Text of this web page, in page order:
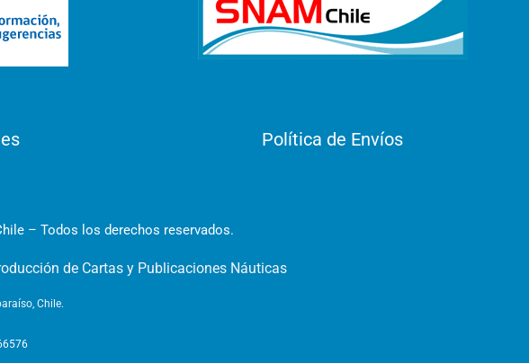
Política de Envíos
– Todos los derechos reservados.
de Cartas y Publicaciones Náuticas
Chile.